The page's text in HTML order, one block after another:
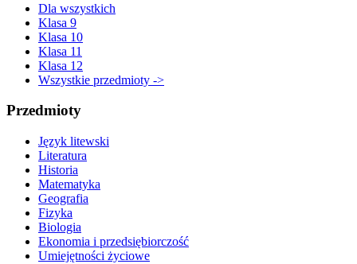
Dla wszystkich
Klasa 9
Klasa 10
Klasa 11
Klasa 12
Wszystkie przedmioty ->
Przedmioty
Język litewski
Literatura
Historia
Matematyka
Geografia
Fizyka
Biologia
Ekonomia i przedsiębiorczość
Umiejętności życiowe